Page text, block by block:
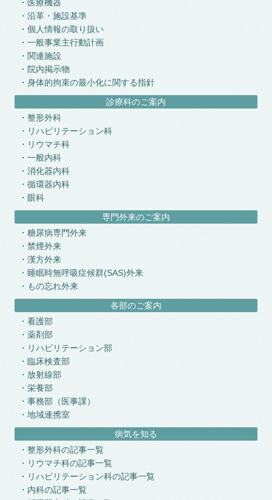
医療機器
沿革・施設基準
個人情報の取り扱い
一般事業主行動計画
関連施設
院内掲示物
身体的拘束の最小化に関する指針
診療科のご案内
整形外科
リハビリテーション科
リウマチ科
一般内科
消化器内科
循環器内科
眼科
専門外来のご案内
糖尿病専門外来
禁煙外来
漢方外来
睡眠時無呼吸症候群(SAS)外来
もの忘れ外来
各部のご案内
看護部
薬剤部
リハビリテーション部
臨床検査部
放射線部
栄養部
事務部（医事課）
地域連携室
病気を知る
整形外科の記事一覧
リウマチ科の記事一覧
リハビリテーション科の記事一覧
内科の記事一覧